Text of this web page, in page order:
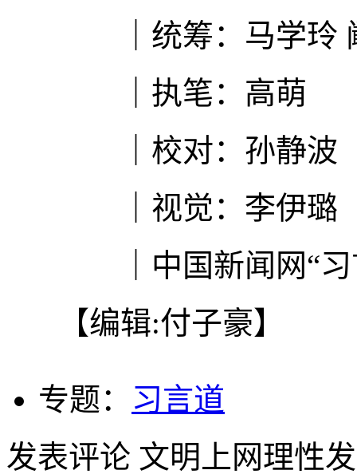
｜统筹：马学玲
｜执笔：高萌
｜校对：孙静波
｜视觉：李伊璐
｜中国新闻网“习
【编辑:付子豪】
专题： 习言道
发表评论 文明上网理性